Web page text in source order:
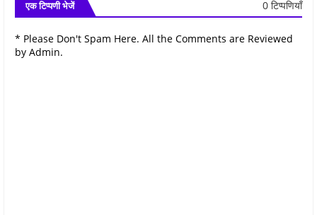
एक टिप्पणी भेजें 0 टिप्पणियाँ
* Please Don't Spam Here. All the Comments are Reviewed
by Admin.